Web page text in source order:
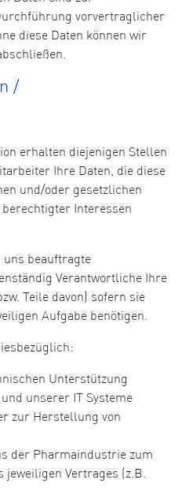
vorvertraglicher
diese Daten können wir
/
erhalten diejenigen Stellen
Ihre Daten, die diese
und/oder gesetzlichen
Interessen
beauftragte
Verantwortliche Ihre
Teile davon) sofern sie
Aufgabe benötigen.
Unterstützung
unserer IT Systeme
zur Herstellung von
der Pharmaindustrie zum
Vertrages (z.B.